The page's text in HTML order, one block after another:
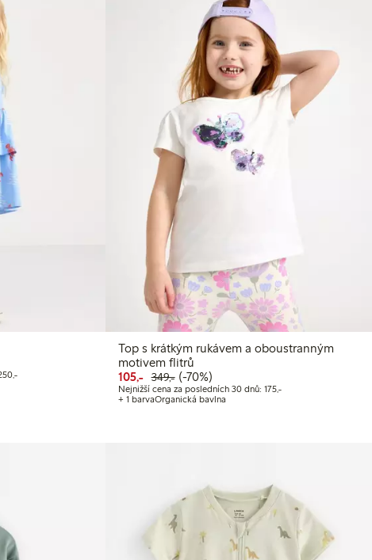
Kč
Nejnižší cena za posledních 30 dnů: 250,00 Kč
Top s krátkým rukávem a oboustranným
motivem flitrů
105,- Snížená cena: 105,00 Kč
349,-Běžná cena: 349,00 Kč
70% sleva
(-70%)
Nejnižší cena za posledních 30 dnů: 175,-Nejnižší cena za
+ 1 barvaOrganická bavlna